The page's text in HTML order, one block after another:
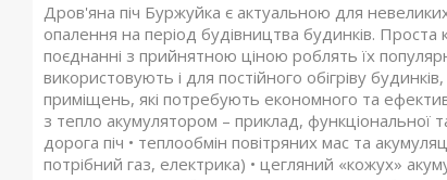
Дров'яна піч Буржуйка є актуальною для
опалення на період будівництва будинків. Проста
поєднанні з прийнятною ціною роблять їх
використовують і для постійного обігріву
приміщень, які потребують економного та
з тепло акумулятором – приклад, функціональної
дорога піч • теплообмін повітряних мас та
потрібний газ, електрика) • цегляний «кожух»